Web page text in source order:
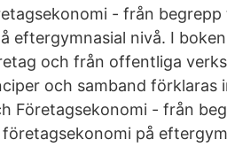
- från begrepp
eftergymnasial nivå. I
och från offentliga
och samband förklaras
Företagsekonomi - från
på